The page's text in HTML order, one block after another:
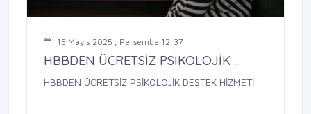
15 Mayıs 2025 , Perşembe 12:37
HBBDEN ÜCRETSİZ PSİKOLOJİK ...
HBBDEN ÜCRETSİZ PSİKOLOJİK DESTEK HİZMETİ